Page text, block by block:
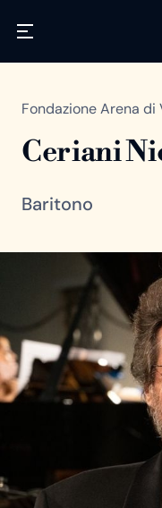
Fondazione Arena di
Ceriani
Baritono